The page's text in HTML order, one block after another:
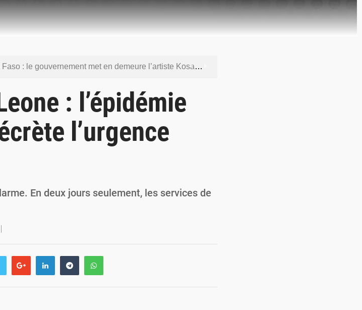
met en demeure l’artiste Kosa Pic de retirer de toutes les plateformes, ses contenus jugés contraires aux bonnes mœurs
5 août : Ibrahim Traoré appelle à faire de la Révolution progressiste populaire le socle de la souveraineté nationale
: l’ALP ratifie le protocole de Montréal 2014 pour renforcer la sécurité aérienne
: l’épidémie
l’urgence
En deux jours seulement, les services de